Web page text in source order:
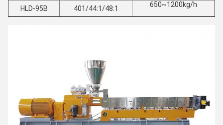
HLD-95B
401/44:1/48:1 650~1200kg/h